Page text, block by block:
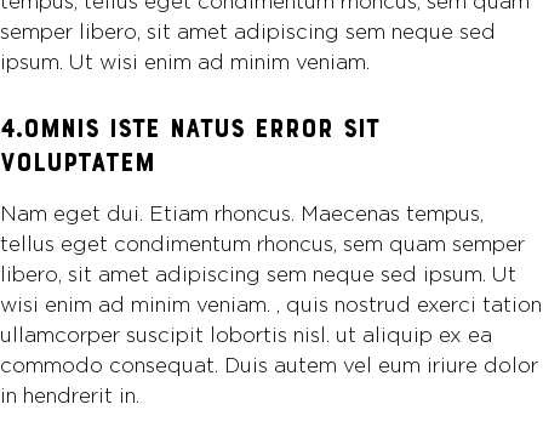
semper libero, sit amet adipiscing sem neque sed
ipsum. Ut wisi enim ad minim veniam.
4.OMNIS ISTE NATUS ERROR SIT
VOLUPTATEM
Nam eget dui. Etiam rhoncus. Maecenas tempus,
tellus eget condimentum rhoncus, sem quam semper
libero, sit amet adipiscing sem neque sed ipsum. Ut
wisi enim ad minim veniam. , quis nostrud exerci tation
ullamcorper suscipit lobortis nisl. ut aliquip ex ea
commodo consequat. Duis autem vel eum iriure dolor
in hendrerit in.